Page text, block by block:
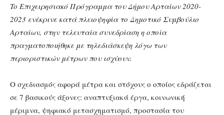
To Επιχειρησιακό Πρόγραμμα του Δήμου Αρταίων 2020-
2023 ενέκρινε κατά πλειοψηφία το Δημοτικό Συμβούλιο
Αρταίων, στην τελευταία συνεδρίαση η οποία
πραγματοποιήθηκε με τηλεδιάσκεψη λόγω των
περιοριστικών μέτρων που ισχύουν.
Ο σχεδιασμός αφορά μέτρα και στόχους ο οποίος εδράζεται
σε 7 βασικούς άξονες: αναπτυξιακά έργα, κοινωνική
μέριμνα, ψηφιακό μετασχηματισμό, προστασία του